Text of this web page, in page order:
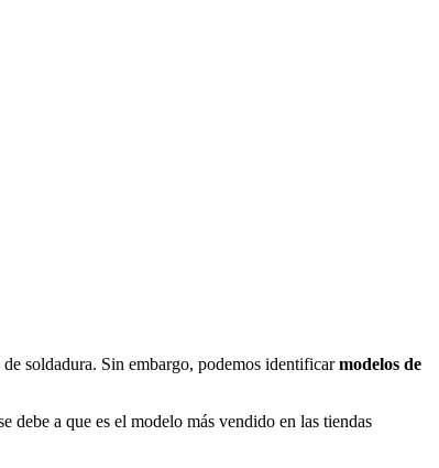
de soldadura. Sin embargo, podemos identificarmodelos de
debe a que es el modelo más vendido en las tiendas